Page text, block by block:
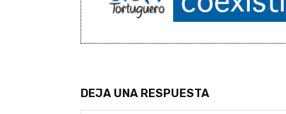
DEJA UNA RESPUESTA